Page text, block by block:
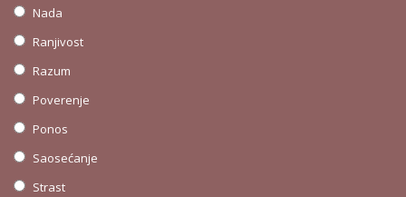
Nada
Ranjivost
Razum
Poverenje
Ponos
Saosećanje
Strast